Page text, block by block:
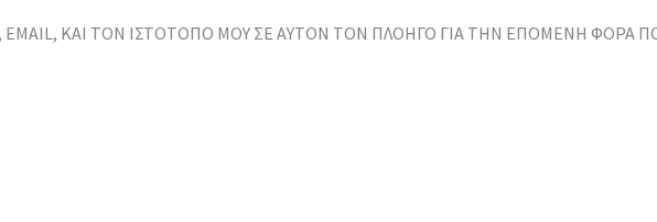
ΚΑΙ ΤΟΝ ΙΣΤΌΤΟΠΟ ΜΟΥ ΣΕ ΑΥΤΌΝ ΤΟΝ ΠΛΟΗΓΌ ΓΙΑ ΤΗΝ ΕΠΌΜΕΝΗ ΦΟΡΆ